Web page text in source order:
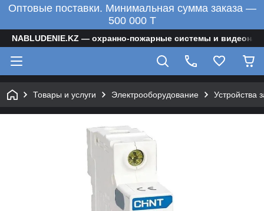
Оптовые поставки. Минимальная сумма заказа —
500 000 T
NABLUDENIE.KZ — охранно-пожарные системы и
Товары и услуги Электрооборудование Устройства